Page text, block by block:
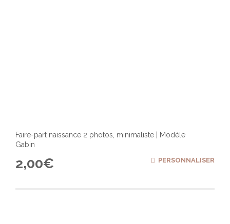
Faire-part naissance 2 photos, minimaliste | Modèle
Gabin
2,00€ PERSONNALISER